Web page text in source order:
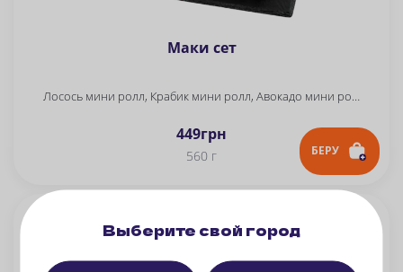
Маки сет
Лосось мини ролл, Крабик мини ролл, Авокадо мини ролл, Огурец мини ролл
449грн
560 г БЕРУ
Выберите свой город